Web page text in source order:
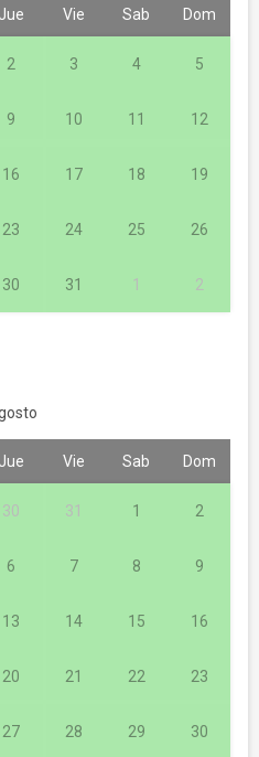
Jue Vie Sab Dom
2 3 4 5
9 10 11 12
16 17 18 19
23 24 25 26
30 31 1 2
Jue Vie Sab Dom
30 31 1 2
6 7 8 9
13 14 15 16
20 21 22 23
27 28 29 30